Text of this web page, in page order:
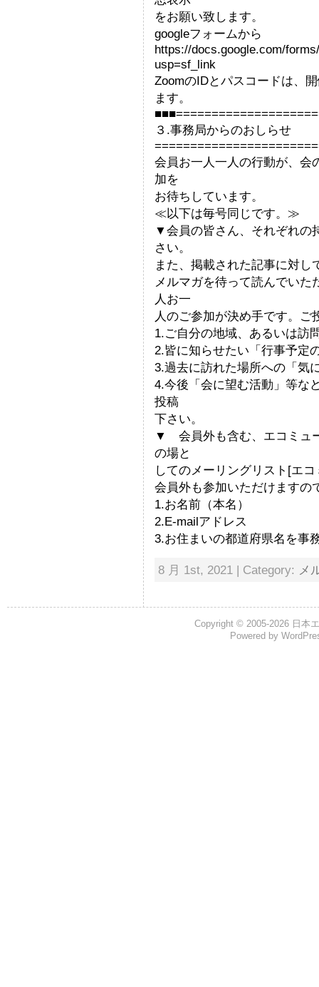
をお願い致します。
googleフォームから
https://docs.google.com/
usp=sf_link
ZoomのIDとパスコードは、
ます。
３.事務局からのおしらせ
会員お一人一人の行動が、会
加を
お待ちしています。
≪以下は毎号同じです。≫
▼会員の皆さん、それぞれの
さい。
また、掲載された記事に対
メルマガを待って読んでいた
人お一
人のご参加が決め手です。ご
1.ご自分の地域、あるいは訪
2.皆に知らせたい「行事予定
3.過去に訪れた場所への「気
4.今後「会に望む活動」等な
投稿
下さい。
▼ 会員外も含む、エコミュ
の場と
してのメーリングリスト[エ
会員外も参加いただけますの
1.お名前（本名）
2.E-mailアドレス
3.お住まいの都道府県名を事
8 月 1st, 2021 | Category: メ
Copyright © 2005-2026 日本
Powered by